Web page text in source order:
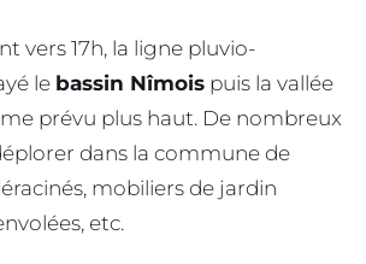
vers 17h, la ligne pluvio-
le bassin Nîmois puis la vallée
prévu plus haut. De nombreux
dans la commune de
mobiliers de jardin
etc.